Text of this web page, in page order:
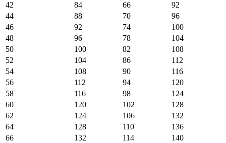
42
84 66
92
44
88 70
96
46
92 74
100
48
96 78
104
50
100 82
108
52
104 86
112
54
108 90
116
56
112 94
120
58
116 98
124
60
120 102
128
62
124 106
132
64
128 110
136
66
132 114
140